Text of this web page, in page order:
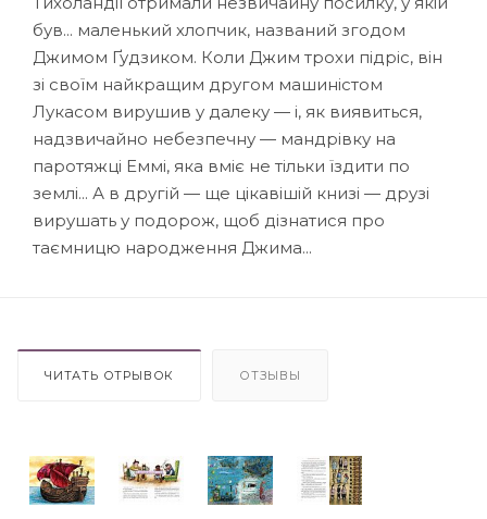
був... маленький хлопчик, названий згодом
Джимом Ґудзиком. Коли Джим трохи підріс, він
зі своїм найкращим другом машиністом
Лукасом вирушив у далеку — і, як виявиться,
надзвичайно небезпечну — мандрівку на
паротяжці Еммі, яка вміє не тільки їздити по
землі... А в другій — ще цікавішій книзі — друзі
вирушать у подорож, щоб дізнатися про
таємницю народження Джима...
ЧИТАТЬ ОТРЫВОК ОТЗЫВЫ